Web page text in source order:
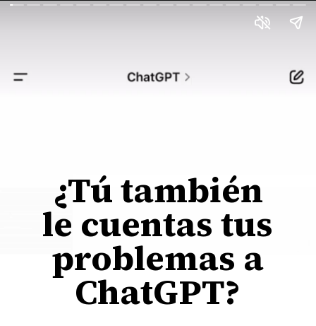
¿Tú también
le cuentas tus
problemas a
ChatGPT?